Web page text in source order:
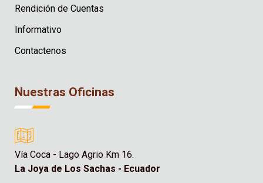
Rendición de Cuentas
Informativo
Contactenos
Nuestras Oficinas
Vía Coca - Lago Agrio Km 16.
La Joya de Los Sachas - Ecuador